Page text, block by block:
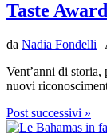
Taste
da Nadia Fondelli |
Vent’anni di storia,
nuovi
Post successivi »